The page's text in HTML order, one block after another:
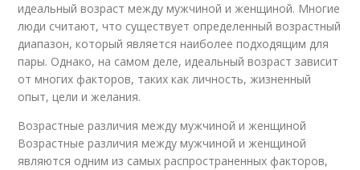
идеальный возраст между мужчиной и женщиной. Многие
люди считают, что существует определенный возрастный
диапазон, который является наиболее подходящим для
пары. Однако, на самом деле, идеальный возраст зависит
от многих факторов, таких как личность, жизненный
опыт, цели и желания.
Возрастные различия между мужчиной и женщиной
Возрастные различия между мужчиной и женщиной
являются одним из самых распространенных факторов,